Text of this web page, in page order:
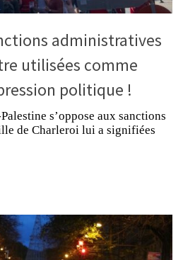
administratives
utilisées comme
politique !
s’oppose aux sanctions
de Charleroi lui a signifiées